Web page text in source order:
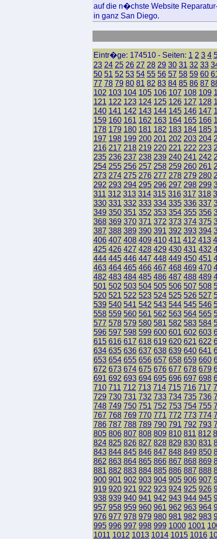
auf die n�chste Website
in ganz San Diego.
Eintr�ge: 174510 - Seiten: 1 2 3 4
23 24 25 26 27 28 29 30 31 32 33
50 51 52 53 54 55 56 57 58 59 60
77 78 79 80 81 82 83 84 85 86 87
102 103 104 105 106 107 108 109
121 122 123 124 125 126 127 128
140 141 142 143 144 145 146 147
159 160 161 162 163 164 165 166
178 179 180 181 182 183 184 185
197 198 199 200 201 202 203 204
216 217 218 219 220 221 222 223
235 236 237 238 239 240 241 242
254 255 256 257 258 259 260 261
273 274 275 276 277 278 279 280
292 293 294 295 296 297 298 299
311 312 313 314 315 316 317 318
330 331 332 333 334 335 336 337
349 350 351 352 353 354 355 356
368 369 370 371 372 373 374 375
387 388 389 390 391 392 393 394
406 407 408 409 410 411 412 413
425 426 427 428 429 430 431 432
444 445 446 447 448 449 450 451
463 464 465 466 467 468 469 470
482 483 484 485 486 487 488 489
501 502 503 504 505 506 507 508
520 521 522 523 524 525 526 527
539 540 541 542 543 544 545 546
558 559 560 561 562 563 564 565
577 578 579 580 581 582 583 584
596 597 598 599 600 601 602 603
615 616 617 618 619 620 621 622
634 635 636 637 638 639 640 641
653 654 655 656 657 658 659 660
672 673 674 675 676 677 678 679
691 692 693 694 695 696 697 698
710 711 712 713 714 715 716 717
729 730 731 732 733 734 735 736
748 749 750 751 752 753 754 755
767 768 769 770 771 772 773 774
786 787 788 789 790 791 792 793
805 806 807 808 809 810 811 812
824 825 826 827 828 829 830 831
843 844 845 846 847 848 849 850
862 863 864 865 866 867 868 869
881 882 883 884 885 886 887 888
900 901 902 903 904 905 906 907
919 920 921 922 923 924 925 926
938 939 940 941 942 943 944 945
957 958 959 960 961 962 963 964
976 977 978 979 980 981 982 983
995 996 997 998 999 1000 1001
1011 1012 1013 1014 1015 1016